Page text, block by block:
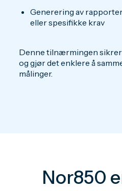
Generering av
eller spesifikke krav
Denne tilnærmingen
og gjør det enklere å
målinger.
Nor850